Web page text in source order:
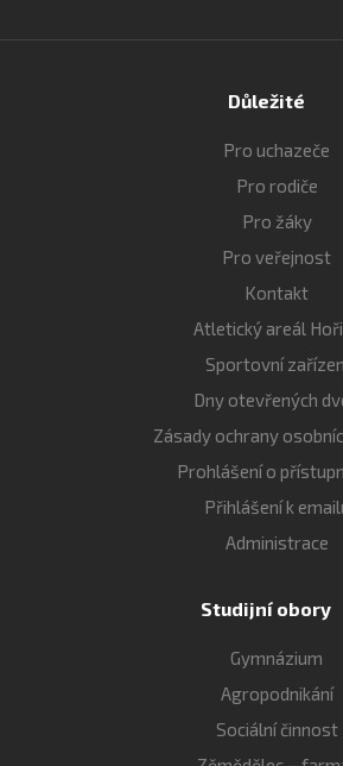
Důležité
Pro uchazeče
Pro rodiče
Pro žáky
Pro veřejnost
Kontakt
Atletický areál
Sportovní
Dny otevřených
Zásady ochrany
Prohlášení o
Přihlášení k
Administrace
Studijní obory
Gymnázium
Agropodnikání
Sociální činnost